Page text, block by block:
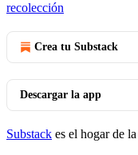
recolección
Crea tu Substack
Descargar la app
Substack es el hogar de